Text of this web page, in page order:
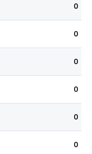
0
0
0
0
0
0